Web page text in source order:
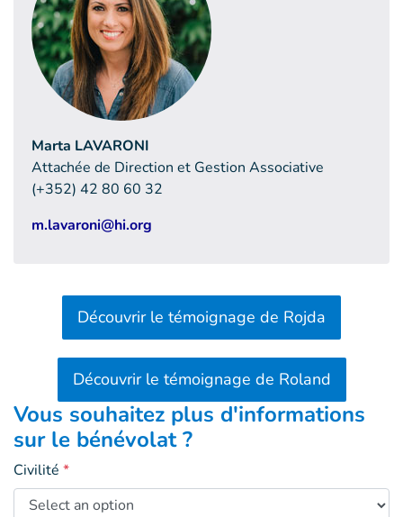
Marta LAVARONI
Attachée de Direction et Gestion Associative
(+352) 42 80 60 32
m.lavaroni@hi.org
Découvrir le témoignage de Rojda
Découvrir le témoignage de Roland
Vous souhaitez plus d'informations
sur le bénévolat ?
Civilité *